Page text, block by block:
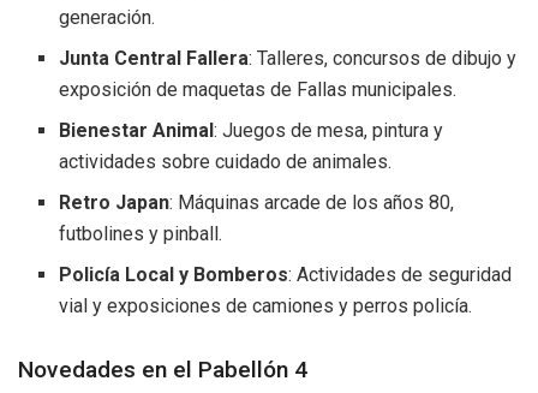
generación.
Junta Central Fallera: Talleres, concursos de dibujo y
exposición de maquetas de Fallas municipales.
Bienestar Animal: Juegos de mesa, pintura y
actividades sobre cuidado de animales.
Retro Japan: Máquinas arcade de los años 80,
futbolines y pinball.
Policía Local y Bomberos: Actividades de seguridad
vial y exposiciones de camiones y perros policía.
Novedades en el Pabellón 4